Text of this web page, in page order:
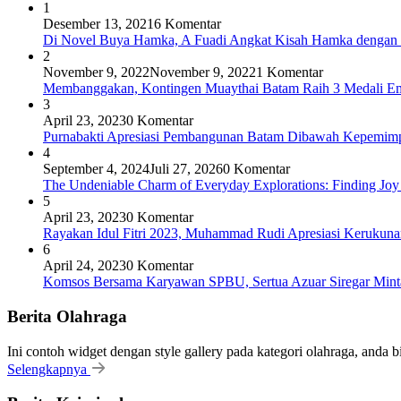
1
Desember 13, 20216 Komentar
Di Novel Buya Hamka, A Fuadi Angkat Kisah Hamka
2
November 9, 2022November 9, 20221 Komentar
Membanggakan, Kontingen Muaythai Batam Raih 3 Medali
3
April 23, 20230 Komentar
Purnabakti Apresiasi Pembangunan Batam Dibawah
4
September 4, 2024Juli 27, 20260 Komentar
The Undeniable Charm of Everyday Explorations: Finding
5
April 23, 20230 Komentar
Rayakan Idul Fitri 2023, Muhammad Rudi Apresiasi
6
April 24, 20230 Komentar
Komsos Bersama Karyawan SPBU, Sertua Azuar Siregar
Berita Olahraga
Ini contoh widget dengan style gallery pada kategori olahraga, anda
Selengkapnya